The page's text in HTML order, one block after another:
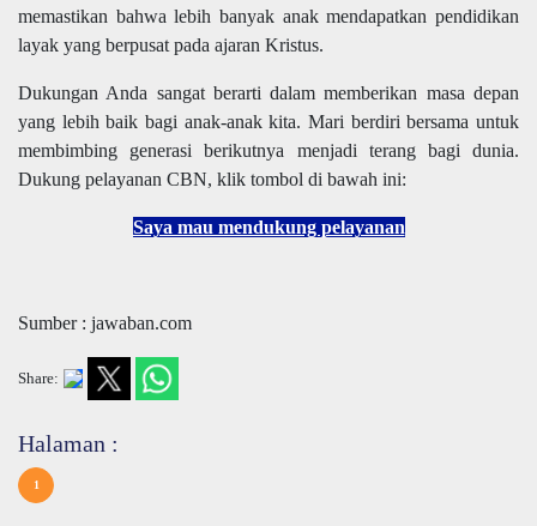
memastikan bahwa lebih banyak anak mendapatkan pendidikan
layak yang berpusat pada ajaran Kristus.
Dukungan Anda sangat berarti dalam memberikan masa depan
yang lebih baik bagi anak-anak kita. Mari berdiri bersama untuk
membimbing generasi berikutnya menjadi terang bagi dunia.
Dukung pelayanan CBN, klik tombol di bawah ini:
Saya mau mendukung pelayanan
Sumber : jawaban.com
Share:
Halaman :
1